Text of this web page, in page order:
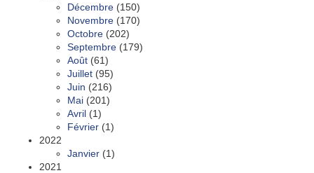
Décembre (150)
Novembre (170)
Octobre (202)
Septembre (179)
Août (61)
Juillet (95)
Juin (216)
Mai (201)
Avril (1)
Février (1)
2022
Janvier (1)
2021